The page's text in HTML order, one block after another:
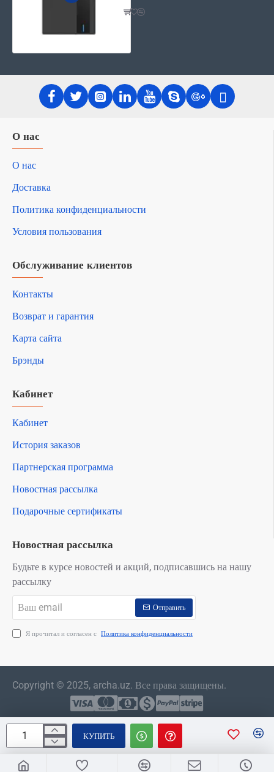
КУПИТЬ
О нас
О нас
Доставка
Политика конфиденциальности
Условия пользования
Обслуживание клиентов
Контакты
Возврат и гарантия
Карта сайта
Брэнды
Кабинет
Кабинет
История заказов
Партнерская программа
Новостная рассылка
Подарочные сертификаты
Новостная рассылка
Будьте в курсе новостей и акций, подписавшись на нашу
рассылку
email
Отправить
Я прочитал и согласен с Политика конфиденциальности
Copyright © 2025, archa.uz. Все права защищены.